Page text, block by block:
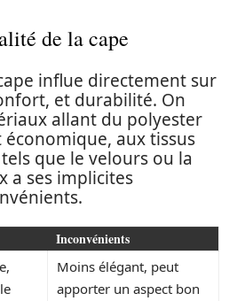
de la cape
influe directement sur
et durabilité. On
allant du polyester
économique, aux tissus
que le velours ou la
a ses implicites
Inconvénients
Moins élégant, peut
apporter un aspect bon